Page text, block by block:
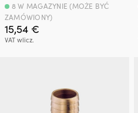
15,54 €
VAT wlicz.
8 W MAGAZYNIE (MOŻE BYĆ
ZAMÓWIONY)